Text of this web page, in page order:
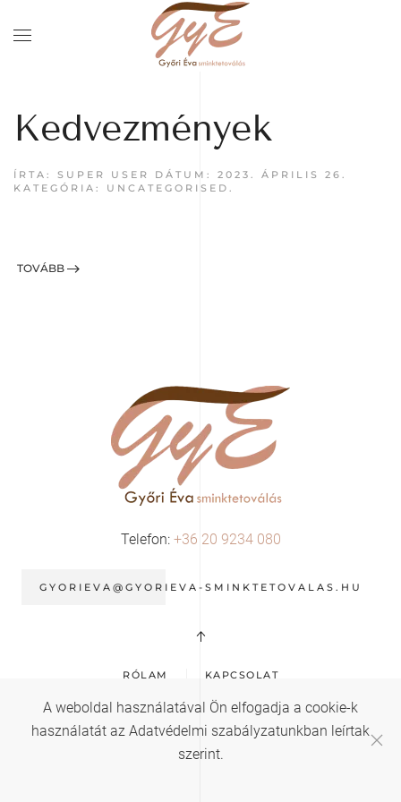
Kedvezmények
ÍRTA: SUPER USER DÁTUM: 2023. ÁPRILIS 26.
KATEGÓRIA: UNCATEGORISED .
TOVÁBB
Telefon: +36 20 9234 080
GYORIEVA@GYORIEVA-SMINKTETOVALAS.HU
RÓLAM KAPCSOLAT
©
Győri Éva - Sminktetoválás. All rights reserved. Design by FullRoom -
Online Foglalási Rendszer
A weboldal használatával Ön elfogadja a cookie-k
használatát az Adatvédelmi szabályzatunkban leírtak
szerint.